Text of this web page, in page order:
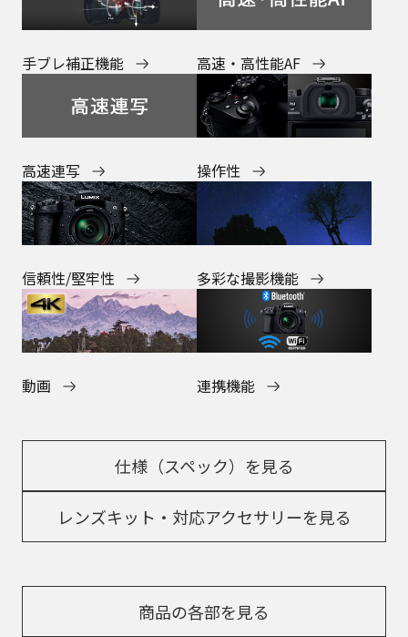
手ブレ補正機能 高速・高性能AF
高速連写 操作性
信頼性/堅牢性 多彩な撮影機能
動画 連携機能
仕様（スペック）を見る
レンズキット・対応アクセサリーを見る
商品の各部を見る